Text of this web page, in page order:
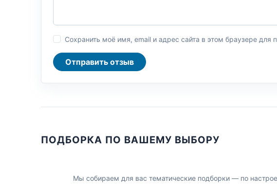
Сохранить моё имя, email и адрес сайта в этом браузере
Отправить отзыв
ПОДБОРКА ПО ВАШЕМУ ВЫБОРУ
Мы собираем для вас тематические подборки — по